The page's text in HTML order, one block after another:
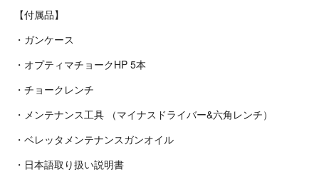
【付属品】
・ガンケース
・オプティマチョークHP 5本
・チョークレンチ
・メンテナンス工具 （マイナスドライバー&六角レンチ）
・ベレッタメンテナンスガンオイル
・日本語取り扱い説明書